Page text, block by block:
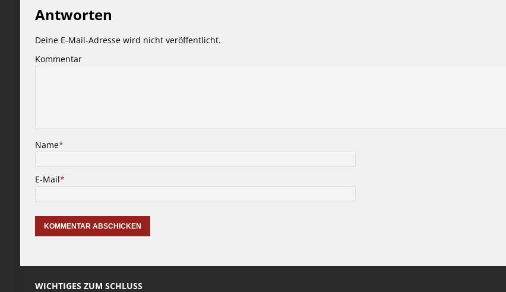
Antworten
Deine E-Mail-Adresse wird nicht veröffentlicht.
Kommentar
Name*
E-Mail*
WICHTIGES ZUM SCHLUSS